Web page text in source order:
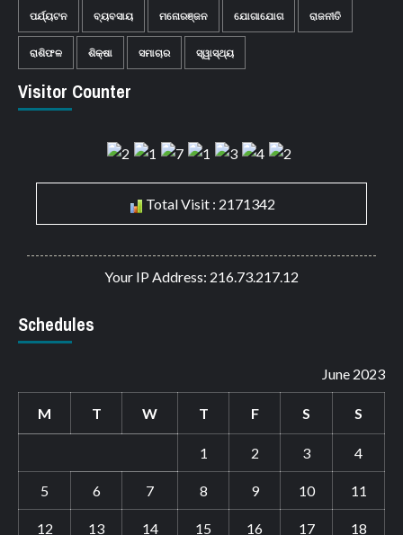
ପର୍ଯ୍ୟଟନ ବ୍ୟବସାୟ ମନୋରଞ୍ଜନ ଯୋଗାଯୋଗ ରାଜନୀତି
ରାଶିଫଳ ଶିକ୍ଷା ସମାଚାର ସ୍ୱାସ୍ଥ୍ୟ
Visitor Counter
Total Visit : 2171342
Your IP Address: 216.73.217.12
Schedules
June 2023
M T W T F S S
1 2 3 4
5 6 7 8 9 10 11
12 13 14 15 16 17 18